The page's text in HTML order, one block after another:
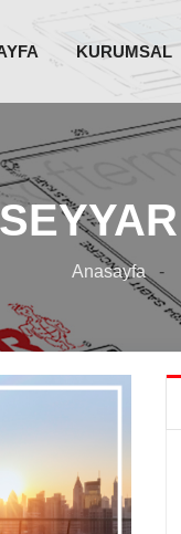
KURUMSAL
Anasayfa -